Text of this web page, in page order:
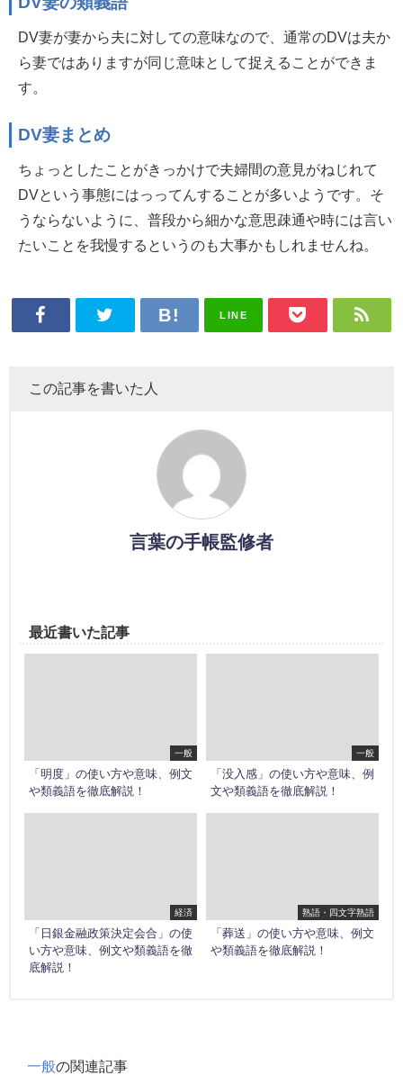
DV妻が妻から夫に対しての意味なので、通常のDVは夫か
ら妻ではありますが同じ意味として捉えることができま
す。
DV妻まとめ
ちょっとしたことがきっかけで夫婦間の意見がねじれて
DVという事態にはっってんすることが多いようです。そ
うならないように、普段から細かな意思疎通や時には言い
たいことを我慢するというのも大事かもしれませんね。
LINE
この記事を書いた人
言葉の手帳監修者
最近書いた記事
一般
「明度」の使い方や意味、例文
や類義語を徹底解説！
一般
「没入感」の使い方や意味、例
文や類義語を徹底解説！
経済
「日銀金融政策決定会合」の使
い方や意味、例文や類義語を徹
底解説！
熟語・四文字熟語
「葬送」の使い方や意味、例文
や類義語を徹底解説！
一般の関連記事